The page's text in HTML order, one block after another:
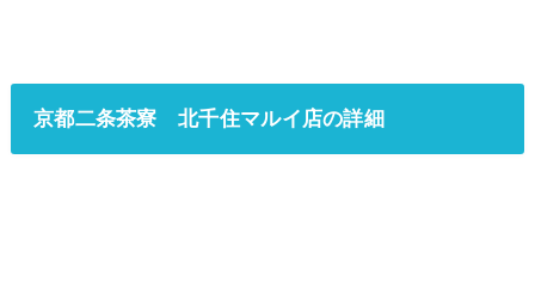
京都二条茶寮 北千住マルイ店の詳細